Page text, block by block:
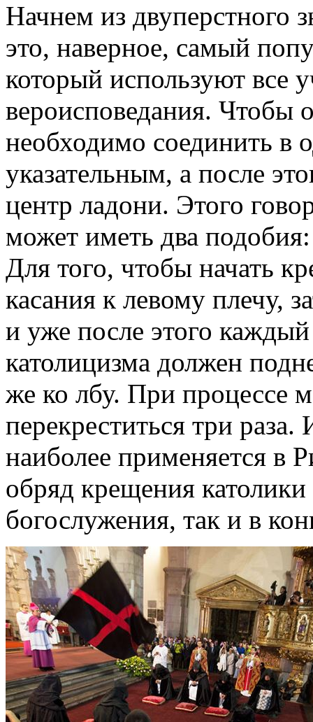
Начнем из двуперстного
это, наверное, самый
который используют все
вероисповедания. Чтобы
необходимо соединить в
указательным, а после
центр ладони. Этого
может иметь два
Для того, чтобы начать
касания к левому плечу,
и уже после этого
католицизма должен
же ко лбу. При процессе
перекреститься три
наиболее применяется в
обряд крещения католики
богослужения, так и в